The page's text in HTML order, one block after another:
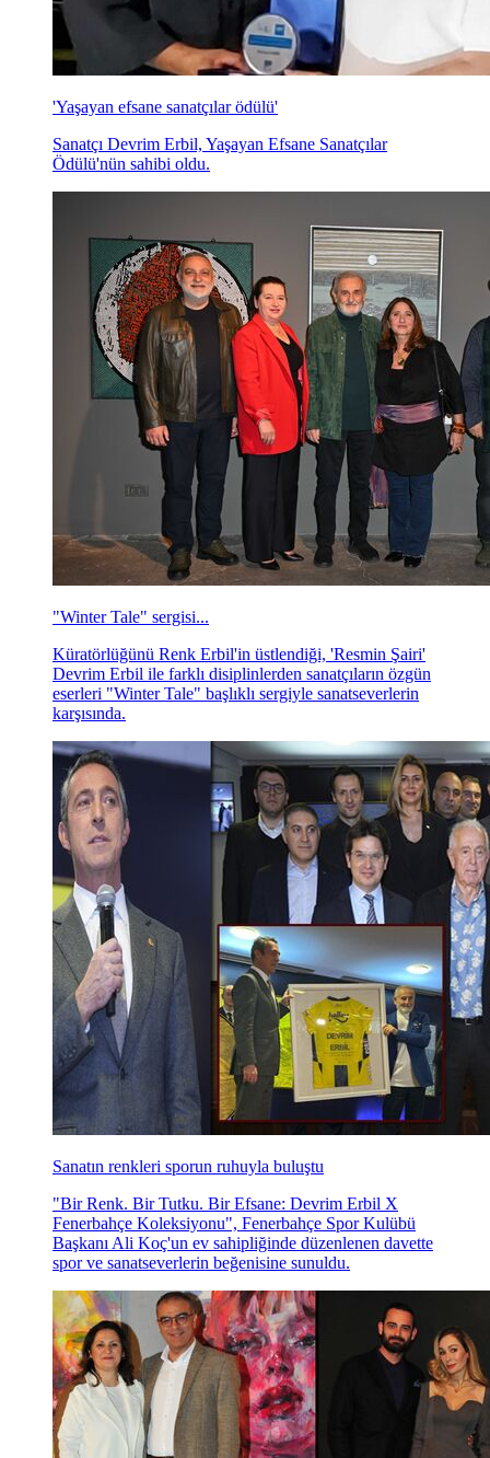
'Yaşayan efsane sanatçılar ödülü'
Sanatçı Devrim Erbil, Yaşayan Efsane Sanatçılar
Ödülü'nün sahibi oldu.
"Winter Tale" sergisi...
Küratörlüğünü Renk Erbil'in üstlendiği, 'Resmin Şairi'
Devrim Erbil ile farklı disiplinlerden sanatçıların özgün
eserleri "Winter Tale" başlıklı sergiyle sanatseverlerin
karşısında.
Sanatın renkleri sporun ruhuyla buluştu
"Bir Renk. Bir Tutku. Bir Efsane: Devrim Erbil X
Fenerbahçe Koleksiyonu", Fenerbahçe Spor Kulübü
Başkanı Ali Koç'un ev sahipliğinde düzenlenen davette
spor ve sanatseverlerin beğenisine sunuldu.